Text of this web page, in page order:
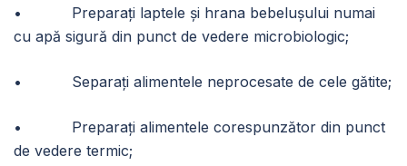
• Preparați laptele și hrana bebeluşului numai
cu apă sigură din punct de vedere microbiologic;
• Separaţi alimentele neprocesate de cele gătite;
• Preparaţi alimentele corespunzător din punct
de vedere termic;